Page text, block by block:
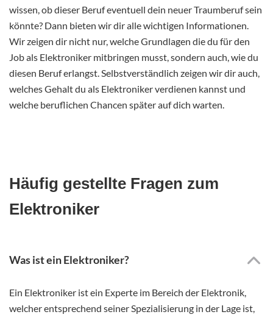
wissen, ob dieser Beruf eventuell dein neuer Traumberuf sein
könnte? Dann bieten wir dir alle wichtigen Informationen.
Wir zeigen dir nicht nur, welche Grundlagen die du für den
Job als Elektroniker mitbringen musst, sondern auch, wie du
diesen Beruf erlangst. Selbstverständlich zeigen wir dir auch,
welches Gehalt du als Elektroniker verdienen kannst und
welche beruflichen Chancen später auf dich warten.
Häufig gestellte Fragen zum
Elektroniker
Was ist ein Elektroniker?
Ein Elektroniker ist ein Experte im Bereich der Elektronik,
welcher entsprechend seiner Spezialisierung in der Lage ist,